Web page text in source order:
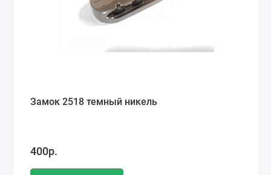
Замок 2518 темный никель
400р.